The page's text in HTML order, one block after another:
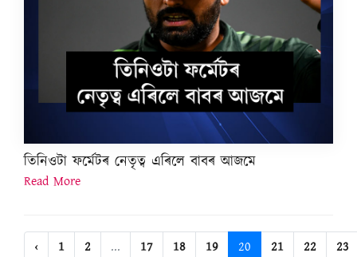
তিনিওটা ফৰ্মেটৰ নেতৃত্ব এৰিলে বাবৰ আজমে
Read More
‹ 1 2 ... 17 18 19 20 21 22 23